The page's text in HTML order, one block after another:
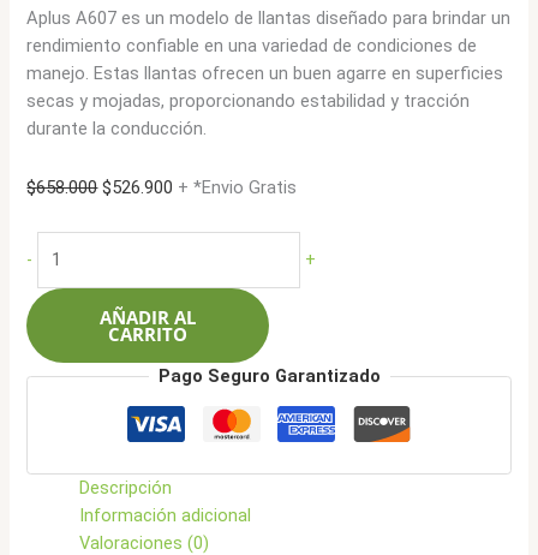
Aplus A607 es un modelo de llantas diseñado para brindar un
rendimiento confiable en una variedad de condiciones de
manejo. Estas llantas ofrecen un buen agarre en superficies
secas y mojadas, proporcionando estabilidad y tracción
durante la conducción.
$658.000El
$526.900 El
$526.900.
+ *Envio Gratis
-
255/55R18
109V
cantidad
+
AÑADIR AL
CARRITO
Pago Seguro Garantizado
Descripción
Información adicional
Valoraciones (0)